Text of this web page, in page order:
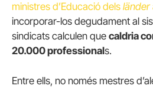
ministres d’Educació dels länder
incorporar-los degudament al
sindicats calculen que caldria
20.000 professionals.
Entre ells, no només mestres